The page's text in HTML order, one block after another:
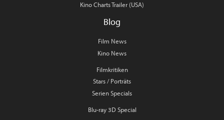
Kino Charts Trailer (USA)
Blog
Film News
Kino News
Filmkritiken
Stars / Porträts
Serien Specials
Blu-ray 3D Special